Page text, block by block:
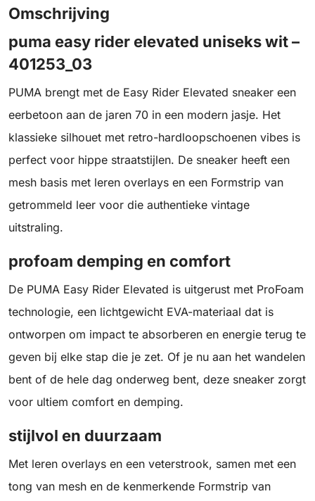
Omschrijving
puma easy rider elevated uniseks wit –
401253_03
PUMA brengt met de Easy Rider Elevated sneaker een
eerbetoon aan de jaren 70 in een modern jasje. Het
klassieke silhouet met retro-hardloopschoenen vibes is
perfect voor hippe straatstijlen. De sneaker heeft een
mesh basis met leren overlays en een Formstrip van
getrommeld leer voor die authentieke vintage
uitstraling.
profoam demping en comfort
De PUMA Easy Rider Elevated is uitgerust met ProFoam
technologie, een lichtgewicht EVA-materiaal dat is
ontworpen om impact te absorberen en energie terug te
geven bij elke stap die je zet. Of je nu aan het wandelen
bent of de hele dag onderweg bent, deze sneaker zorgt
voor ultiem comfort en demping.
stijlvol en duurzaam
Met leren overlays en een veterstrook, samen met een
tong van mesh en de kenmerkende Formstrip van